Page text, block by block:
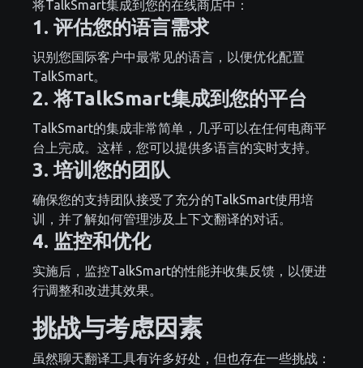
将TalkSmart集成到您的在线商店中：
1. 评估您的语言需求
识别您国际客户中最常见的语言，以便优化配置
TalkSmart。
2. 将TalkSmart集成到您的平台
TalkSmart的集成非常简单，几乎可以在任何电商平
台上完成。这样，您可以提供多语言的实时支持。
3. 培训您的团队
确保您的支持团队接受了充分的TalkSmart使用培
训，并了解如何管理涉及上下文翻译的对话。
4. 监控和优化
实施后，监控TalkSmart的性能并收集反馈，以便进
行调整和改进其效果。
挑战与考虑因素
虽然聊天翻译工具有许多好处，但也存在一些挑战：